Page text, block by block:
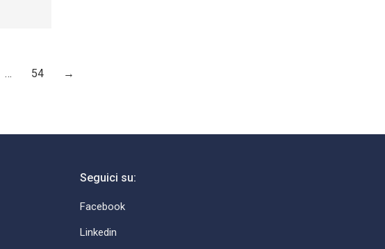
… 54 →
Seguici su:
Facebook
Linkedin